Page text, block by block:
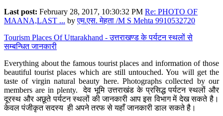
Last post: February 28, 2017, 10:30:32 PM Re: PHOTO OF
MAANA,LAST ... byएम.एस. मेहता /M S Mehta 9910532720
Tourism Places Of Uttarakhand - उत्तराखण्ड के पर्यटन स्थलों से
सम्बन्धित जानकारी
Everything about the famous tourist places and information of those
beautiful tourist places which are still untouched. You will get the
taste of virgin natural beauty here. Photographs collected by our
members are in plenty. देव भूमि उत्तराखंड के प्रसिद्ध पर्यटन स्थलों और
दूरस्थ और अछूते पर्यटन स्थलों की जानकारी आप इस विभाग में देख सकते है।
केवल पंजीकृत सदस्य ही अपने तरफ से यहाँ जानकारी डाल सकते है।